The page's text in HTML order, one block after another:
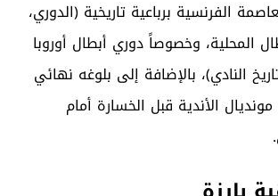
الفرنسية برباعية تاريخية (الدوري،
المحلية، وخصوصاً دوري أبطال أوروبا
النادي)، بالإضافة إلى بلوغه نهائي
الأندية قبل الخسارة أمام